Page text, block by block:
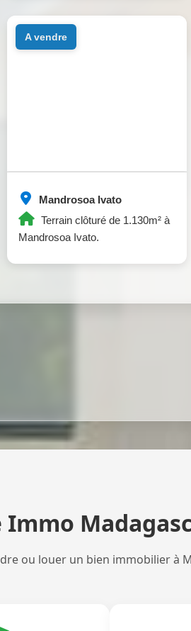
Mandrosoa Ivato
Terrain clôturé de 1.130m² à
Mandrosoa Ivato.
a vendre
Immo
ou louer un bien immobilier à